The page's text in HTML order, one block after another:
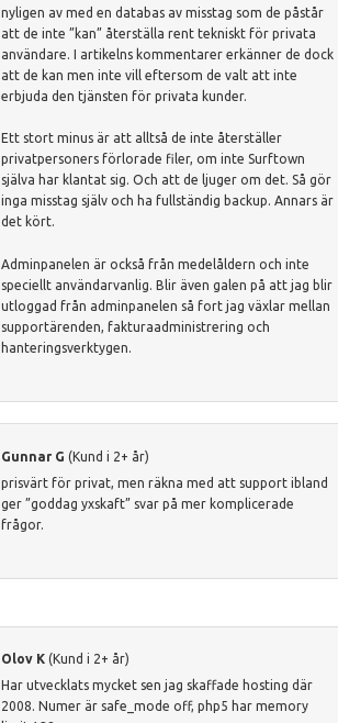
nyligen av med en databas av misstag som de påstår
att de inte ”kan” återställa rent tekniskt för privata
användare. I artikelns kommentarer erkänner de dock
att de kan men inte vill eftersom de valt att inte
erbjuda den tjänsten för privata kunder.
Ett stort minus är att alltså de inte återställer
privatpersoners förlorade filer, om inte Surftown
själva har klantat sig. Och att de ljuger om det. Så gör
inga misstag själv och ha fullständig backup. Annars är
det kört.
Adminpanelen är också från medelåldern och inte
speciellt användarvanlig. Blir även galen på att jag blir
utloggad från adminpanelen så fort jag växlar mellan
supportärenden, fakturaadministrering och
hanteringsverktygen.
Gunnar G (Kund i 2+ år)
prisvärt för privat, men räkna med att support ibland
ger ”goddag yxskaft” svar på mer komplicerade
frågor.
Olov K (Kund i 2+ år)
Har utvecklats mycket sen jag skaffade hosting där
2008. Numer är safe_mode off, php5 har memory